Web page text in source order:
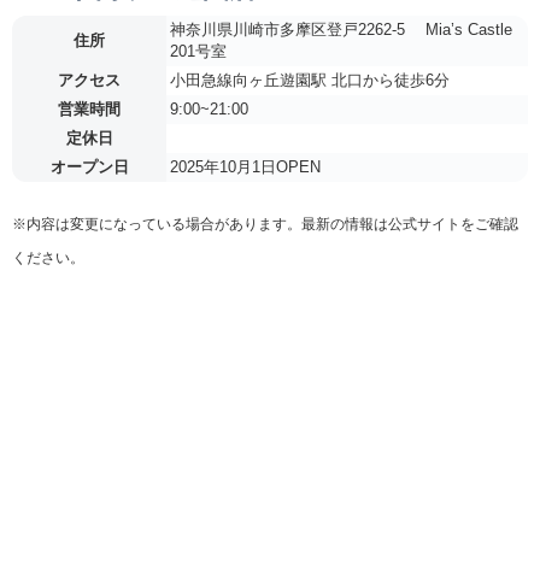
住所
神奈川県川崎市多摩区登戸2262-5 Mia’s Castle
201号室
アクセス
小田急線向ヶ丘遊園駅 北口から徒歩6分
営業時間
9:00~21:00
定休日
オープン日
2025年10月1日OPEN
※内容は変更になっている場合があります。最新の情報は公式サイトをご確認
ください。